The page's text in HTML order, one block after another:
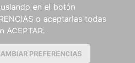
en el botón
o aceptarlas todas
ACEPTAR.
PREFERENCIAS